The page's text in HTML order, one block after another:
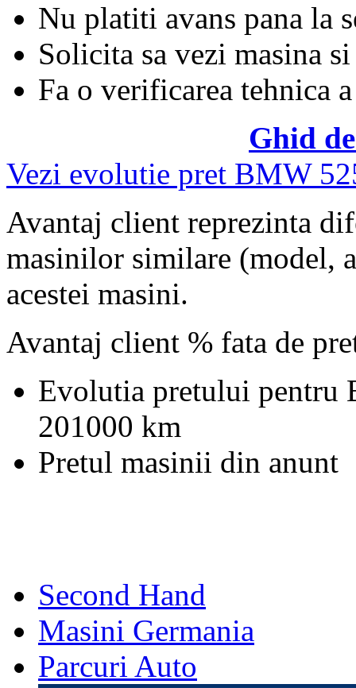
Nu platiti avans pana la
Solicita sa vezi masina si
Fa o verificarea tehnica
Ghid
Vezi evolutie pret BMW
Avantaj client reprezinta
masinilor similare (model,
acestei masini.
Avantaj client % fata de
Evolutia pretului pentru
201000 km
Pretul masinii din anunt
Second Hand
Masini Germania
Parcuri Auto